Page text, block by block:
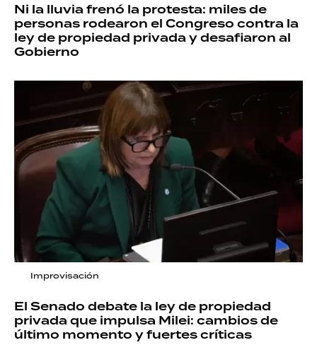
Ni la lluvia frenó la protesta: miles de
personas rodearon el Congreso contra la
ley de propiedad privada y desafiaron al
Gobierno
Improvisación
El Senado debate la ley de propiedad
privada que impulsa Milei: cambios de
último momento y fuertes críticas